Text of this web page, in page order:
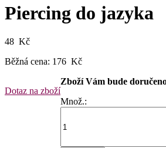
Piercing do jazyka
48 Kč
Běžná cena: 176 Kč
Dotaz na zboží
Zboží Vám bude
Množ.: